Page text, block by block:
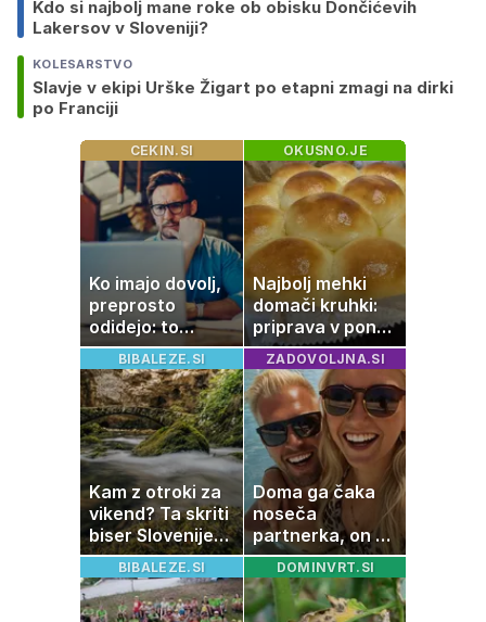
Kdo si najbolj mane roke ob obisku Dončićevih
Lakersov v Sloveniji?
KOLESARSTVO
Slavje v ekipi Urške Žigart po etapni zmagi na dirki
po Franciji
CEKIN.SI
Ko imajo dovolj,
preprosto
odidejo: to
znamenje
najpogosteje da
odpoved
OKUSNO.JE
Najbolj mehki
domači kruhki:
priprava v ponvi
je trik za popoln
rezultat
BIBALEZE.SI
Kam z otroki za
vikend? Ta skriti
biser Slovenije
izgleda kot iz
pravljice
ZADOVOLJNA.SI
Doma ga čaka
noseča
partnerka, on pa
dopustuje z
drugo
BIBALEZE.SI DOMINVRT.SI